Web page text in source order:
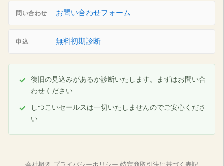
問い合わせ お問い合わせフォーム
申込 無料初期診断
復旧の見込みがあるか診断いたします。まずはお問い合
わせください
しつこいセールスは一切いたしませんのでご安心くださ
い